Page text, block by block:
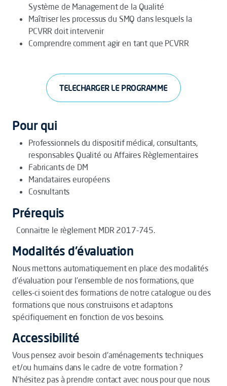
Système de Management de la Qualité
Maîtriser les processus du SMQ dans lesquels la
PCVRR doit intervenir
Comprendre comment agir en tant que PCVRR
TELECHARGER LE PROGRAMME
Pour qui
Professionnels du dispositif médical, consultants,
responsables Qualité ou Affaires Règlementaires
Fabricants de DM
Mandataires européens
Cosnultants
Prérequis
Connaitre le règlement MDR 2017-745.
Modalités d'évaluation
Nous mettons automatiquement en place des modalités
d’évaluation pour l’ensemble de nos formations, que
celles-ci soient des formations de notre catalogue ou des
formations que nous construisons et adaptons
spécifiquement en fonction de vos besoins.
Accessibilité
Vous pensez avoir besoin d'aménagements techniques
et/ou humains dans le cadre de votre formation ?
N’hésitez pas à prendre contact avec nous pour que nous